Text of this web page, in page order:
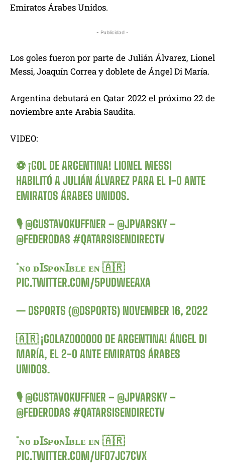
Emiratos Árabes Unidos.
- Publicidad -
Los goles fueron por parte de Julián Álvarez, Lionel
Messi, Joaquín Correa y doblete de Ángel Di María.
Argentina debutará en Qatar 2022 el próximo 22 de
noviembre ante Arabia Saudita.
VIDEO:
⚽️ ¡GOL DE ARGENTINA! LIONEL MESSI
HABILITÓ A JULIÁN ÁLVAREZ PARA EL 1-0 ANTE
EMIRATOS ÁRABES UNIDOS.
🎙️ @GUSTAVOKUFFNER – @JPVARSKY–
@FEDERODAS #QATARSISENDIRECTV
*ɴᴏ ᴅꞮꜱᴘᴏɴꞮʙʟᴇ ᴇɴ 🇦🇷
PIC.TWITTER.COM/5PUDWEEAXA
— DSPORTS (@DSPORTS) NOVEMBER 16, 2022
🇦🇷 ¡GOLAZOOOOOO DE ARGENTINA! ÁNGEL DI
MARÍA, EL 2-0 ANTE EMIRATOS ÁRABES
UNIDOS.
🎙️ @GUSTAVOKUFFNER – @JPVARSKY–
@FEDERODAS #QATARSISENDIRECTV
*ɴᴏ ᴅꞮꜱᴘᴏɴꞮʙʟᴇ ᴇɴ 🇦🇷
PIC.TWITTER.COM/UFO7JC7CVX